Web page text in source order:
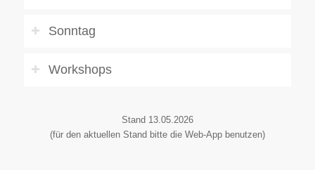
Sonntag
Workshops
Stand 13.05.2026
(für den aktuellen Stand bitte die Web-App benutzen)